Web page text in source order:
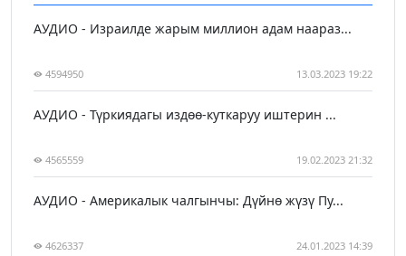
АУДИО - Израилде жарым миллион адам наараз...
4594950 13.03.2023 19:22
АУДИО - Түркиядагы издөө-куткаруу иштерин ...
4565559 19.02.2023 21:32
АУДИО - Америкалык чалгынчы: Дүйнө жүзү Пу...
4626337 24.01.2023 14:39